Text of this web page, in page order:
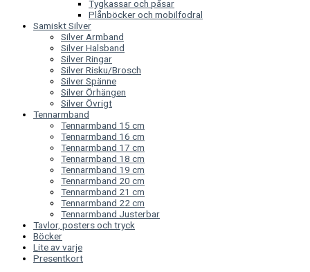
Tygkassar och påsar
Plånböcker och mobilfodral
Samiskt Silver
Silver Armband
Silver Halsband
Silver Ringar
Silver Risku/Brosch
Silver Spänne
Silver Örhängen
Silver Övrigt
Tennarmband
Tennarmband 15 cm
Tennarmband 16 cm
Tennarmband 17 cm
Tennarmband 18 cm
Tennarmband 19 cm
Tennarmband 20 cm
Tennarmband 21 cm
Tennarmband 22 cm
Tennarmband Justerbar
Tavlor, posters och tryck
Böcker
Lite av varje
Presentkort